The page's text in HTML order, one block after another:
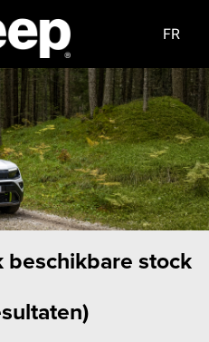
FR
beschikbare stock
)